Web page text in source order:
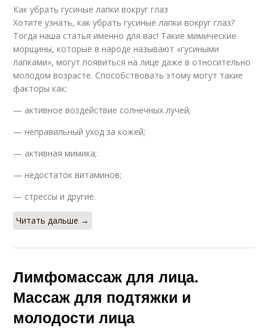
Как убрать гусиные лапки вокруг глаз
Хотите узнать, как убрать гусиные лапки вокруг глаз?
Тогда наша статья именно для вас! Такие мимические
морщины, которые в народе называют «гусиными
лапками», могут появиться на лице даже в относительно
молодом возрасте. Способствовать этому могут такие
факторы как:
— активное воздействие солнечных лучей;
— неправильный уход за кожей;
— активная мимика;
— недостаток витаминов;
— стрессы и другие.
Читать дальше →
Лимфомассаж для лица.
Массаж для подтяжки и
молодости лица